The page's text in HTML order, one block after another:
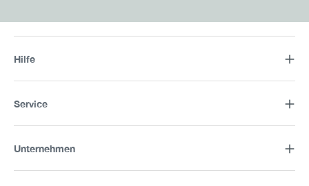
Hilfe
Service
Unternehmen